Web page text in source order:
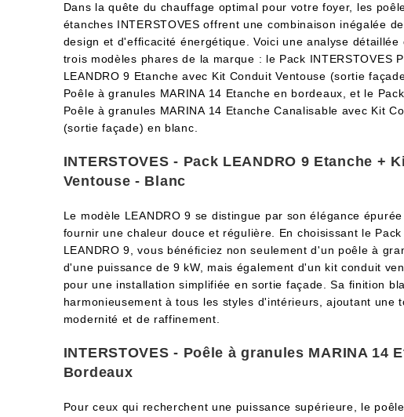
Dans la quête du chauffage optimal pour votre foyer, les
étanches INTERSTOVES offrent une combinaison inégalée
design et d'efficacité énergétique. Voici une analyse détaillée
trois modèles phares de la marque : le Pack INTERSTOVES
LEANDRO 9 Etanche avec Kit Conduit Ventouse (sortie
Poêle à granules MARINA 14 Etanche en bordeaux, et le
Poêle à granules MARINA 14 Etanche Canalisable avec Kit
(sortie façade) en blanc.
INTERSTOVES - Pack LEANDRO 9 Etanche +
Ventouse - Blanc
Le modèle LEANDRO 9 se distingue par son élégance
fournir une chaleur douce et régulière. En choisissant le Pack
LEANDRO 9, vous bénéficiez non seulement d'un poêle à
d'une puissance de 9 kW, mais également d'un kit conduit
pour une installation simplifiée en sortie façade. Sa finition
harmonieusement à tous les styles d'intérieurs, ajoutant une
modernité et de raffinement.
INTERSTOVES - Poêle à granules MARINA 14
Bordeaux
Pour ceux qui recherchent une puissance supérieure, le